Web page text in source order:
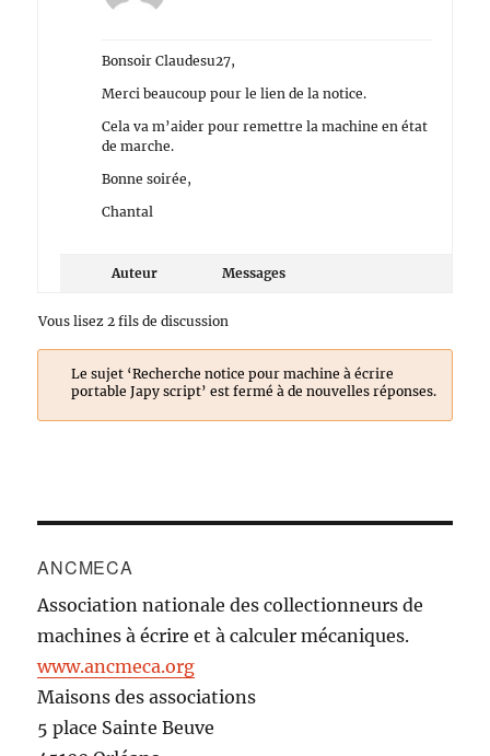
Bonsoir Claudesu27,
Merci beaucoup pour le lien de la notice.
Cela va m’aider pour remettre la machine en état
de marche.
Bonne soirée,
Chantal
Auteur Messages
Vous lisez 2 fils de discussion
Le sujet ‘Recherche notice pour machine à écrire
portable Japy script’ est fermé à de nouvelles réponses.
ANCMECA
Association nationale des collectionneurs de
machines à écrire et à calculer mécaniques.
www.ancmeca.org
Maisons des associations
5 place Sainte Beuve